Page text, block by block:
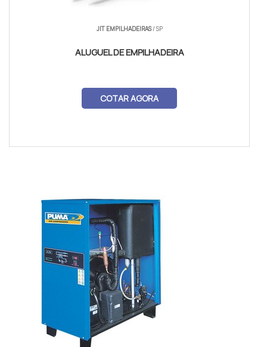
JIT EMPILHADEIRAS/ SP
ALUGUEL DE EMPILHADEIRA
COTAR AGORA